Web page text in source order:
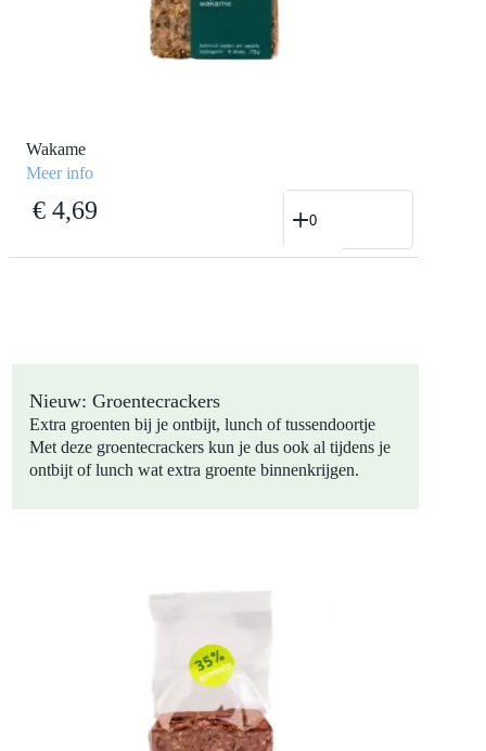
Wakame
Meer info
€4,69
Wakame
aantal
Nieuw: Groentecrackers
Extra groenten bij je ontbijt, lunch of tussendoortje
Met deze groentecrackers kun je dus ook al tijdens je
ontbijt of lunch wat extra groente binnenkrijgen.